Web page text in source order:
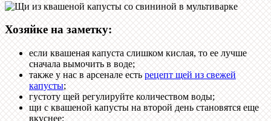
Хозяйке на заметку:
если квашеная капуста слишком кислая, то ее лучше
сначала вымочить в воде;
также у нас в арсенале естьрецепт щей из свежей
капусты;
густоту щей регулируйте количеством воды;
щи с квашеной капусты на второй день становятся еще
вкуснее;